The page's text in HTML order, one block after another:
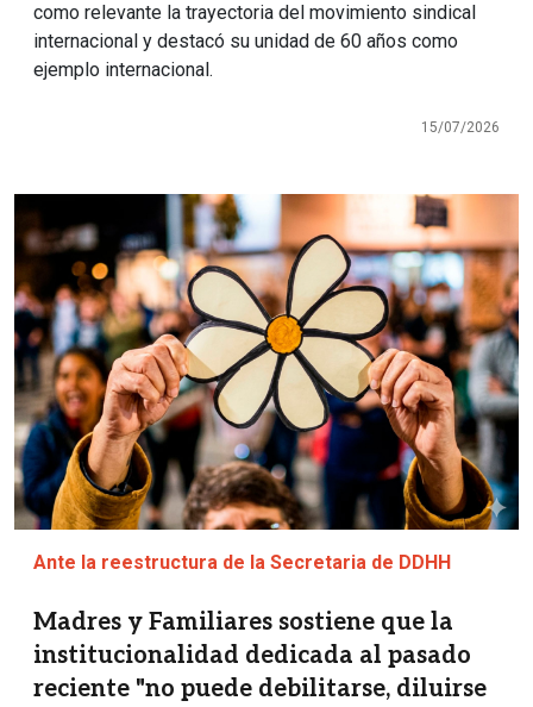
como relevante la trayectoria del movimiento sindical
internacional y destacó su unidad de 60 años como
ejemplo internacional.
15/07/2026
Imagen
Ante la reestructura de la Secretaria de DDHH
Madres y Familiares sostiene que la
institucionalidad dedicada al pasado
reciente "no puede debilitarse, diluirse